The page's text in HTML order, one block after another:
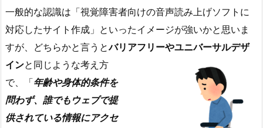
一般的な認識は「視覚障害者向けの音声読み上げソフトに
対応したサイト作成」といったイメージが強いかと思いま
すが、どちらかと言うとバリアフリーやユニバーサルデザ
インと同じような考え方
で、「年齢や身体的条件を
問わず、誰でもウェブで提
供されている情報にアクセ